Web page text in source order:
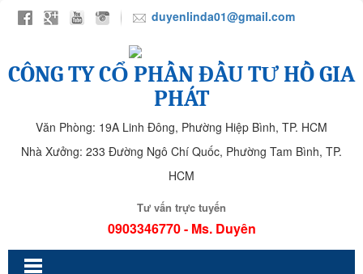
duyenlinda01@gmail.com
CÔNG TY CỔ PHẦN ĐẦU TƯ HỒ GIA
PHÁT
Văn Phòng: 19A Linh Đông, Phường Hiệp Bình, TP. HCM
Nhà Xưởng: 233 Đường Ngô Chí Quốc, Phường Tam Bình, TP.
HCM
Tư vấn trực tuyến
0903346770 - Ms. Duyên